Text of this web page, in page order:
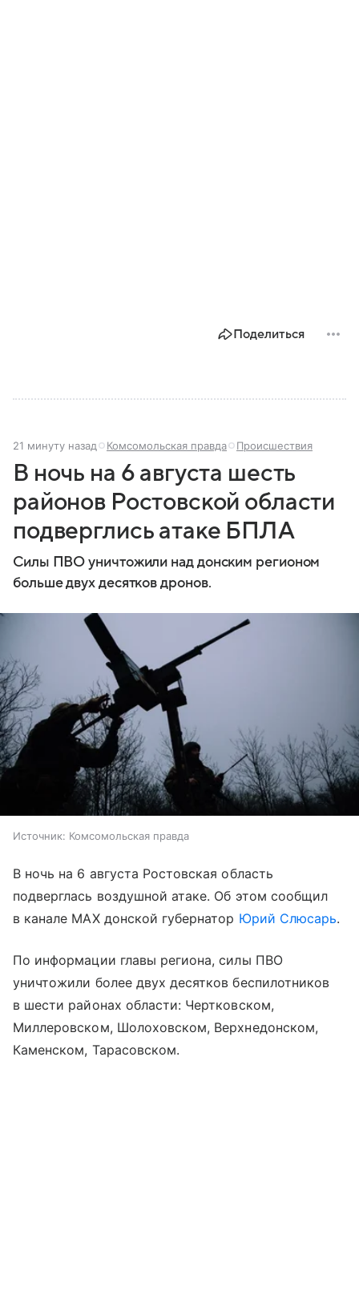
Поделиться
21 минуту назад Комсомольская правда Происшествия
В ночь на 6 августа шесть
районов Ростовской области
подверглись атаке БПЛА
Силы ПВО уничтожили над донским регионом
больше двух десятков дронов.
Источник: Комсомольская правда
В ночь на 6 августа Ростовская область
подверглась воздушной атаке. Об этом сообщил
в канале МАХ донской губернатор Юрий Слюсарь.
По информации главы региона, силы ПВО
уничтожили более двух десятков беспилотников
в шести районах области: Чертковском,
Миллеровском, Шолоховском, Верхнедонском,
Каменском, Тарасовском.